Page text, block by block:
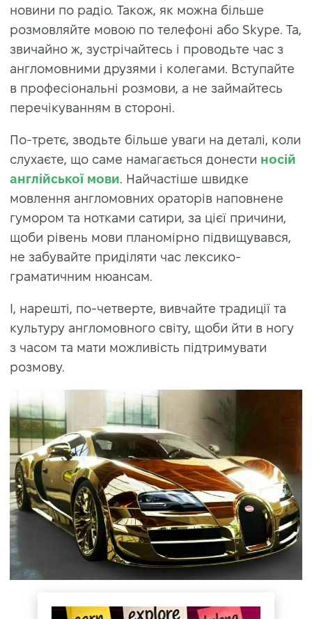
новини по радіо. Також, як можна більше
розмовляйте мовою по телефоні або Skype. Та,
звичайно ж, зустрічайтесь і проводьте час з
англомовними друзями і колегами. Вступайте
в професіональні розмови, а не займайтесь
перечікуванням в стороні.
По-третє, зводьте більше уваги на деталі, коли
слухаєте, що саме намагається донести носій
англійської мови. Найчастіше швидке
мовлення англомовних ораторів наповнене
гумором та нотками сатири, за цієї причини,
щоби рівень мови планомірно підвищувався,
не забувайте приділяти час лексико-
граматичним нюансам.
І, нарешті, по-четверте, вивчайте традиції та
культуру англомовного світу, щоби йти в ногу
з часом та мати можливість підтримувати
розмову.